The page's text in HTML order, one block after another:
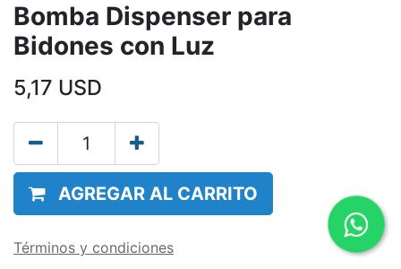
Bomba Dispenser para
Bidones con Luz
5,17 USD
AGREGAR AL CARRITO
Términos y condiciones